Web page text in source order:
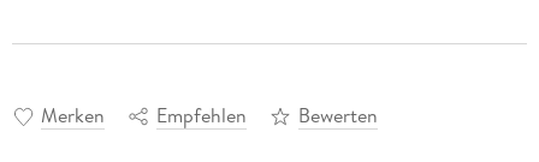
Merken Empfehlen Bewerten